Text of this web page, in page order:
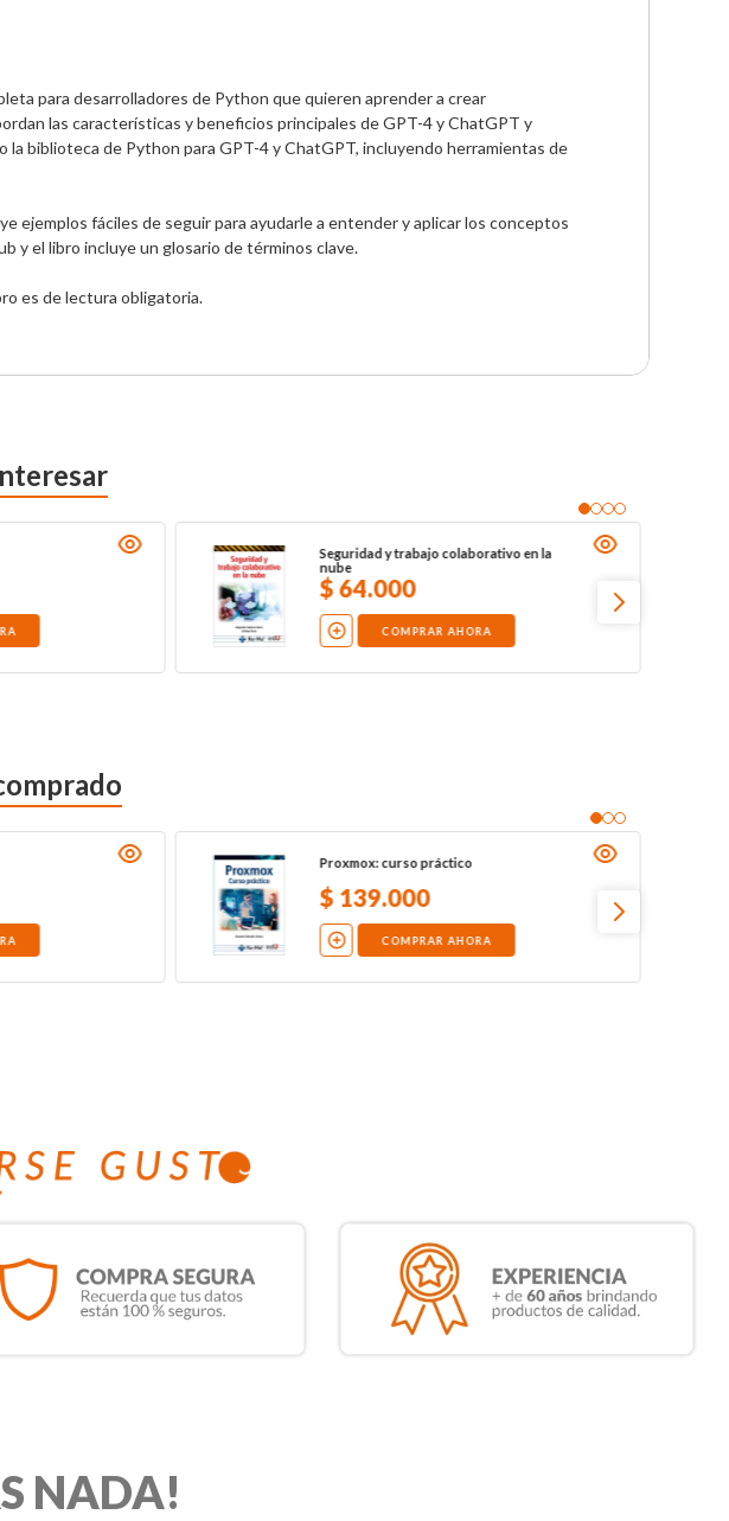
para desarrolladores de Python que quieren aprender a crear
las características y beneficios principales de GPT-4 y ChatGPT y
la biblioteca de Python para GPT-4 y ChatGPT, incluyendo herramientas de
ejemplos fáciles de seguir para ayudarle a entender y aplicar los conceptos
y el libro incluye un glosario de términos clave.
es de lectura obligatoria.
Seguridad y trabajo colaborativo en la
nube
$64.000
COMPRAR AHORA
Proxmox: curso práctico
$ 139.000
COMPRAR AHORA
NADA!